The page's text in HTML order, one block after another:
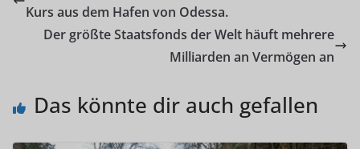
Kurs aus dem Hafen von Odessa.
Der größte Staatsfonds der Welt häuft mehrere
Milliarden an Vermögen an
Das könnte dir auch gefallen